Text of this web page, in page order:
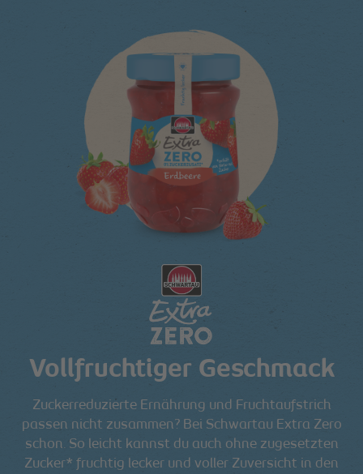
Vollfruchtiger Geschmack
Zuckerreduzierte Ernährung und Fruchtaufstrich
passen nicht zusammen? Bei Schwartau Extra Zero
schon. So leicht kannst du auch ohne zugesetzten
Zucker* fruchtig lecker und voller Zuversicht in den